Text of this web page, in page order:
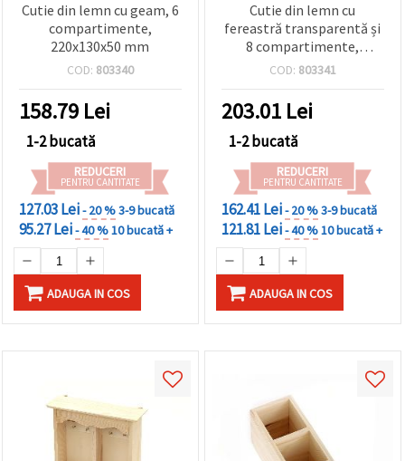
Cutie din lemn cu geam, 6
compartimente,
220x130x50 mm
COD: 803340
158.79 Lei
1-2 bucată
REDUCERI
PENTRU CANTITATE
127.03 Lei- 20 %3-9 bucată
95.27 Lei- 40 %10 bucată +
ADAUGA IN COS
Cutie din lemn cu
fereastră transparentă și
8 compartimente,
290x130x50 mm,
și craft
COD: 803341
203.01 Lei
1-2 bucată
REDUCERI
PENTRU CANTITATE
162.41 Lei- 20 %3-9 bucată
121.81 Lei- 40 %10 bucată +
ADAUGA IN COS